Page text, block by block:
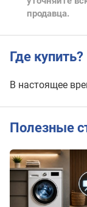
продавца.
Где купить?
В настоящее
Полезные